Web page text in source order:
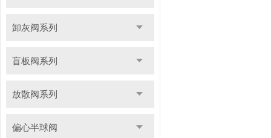
卸灰阀系列
盲板阀系列
放散阀系列
偏心半球阀